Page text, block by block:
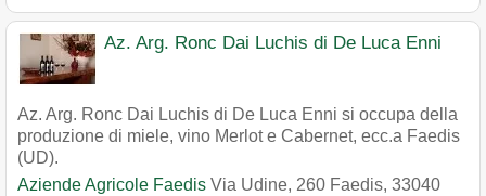
Az. Arg. Ronc Dai Luchis di De Luca Enni
Az. Arg. Ronc Dai Luchis di De Luca Enni si occupa della
produzione di miele, vino Merlot e Cabernet, ecc.a Faedis
(UD).
Aziende Agricole Faedis Via Udine, 260 Faedis, 33040